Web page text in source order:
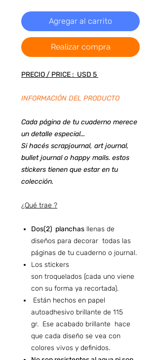
Agregar al carrito
Realizar compra
PRECIO / PRICE : USD 5
INFORMACIÓN DEL PRODUCTO
Cada página de tu cuaderno merece
un detalle especial...
Si hacés scrapjournal, art journal,
bullet journal o happy mails. estos
stickers tienen que estar en tu
colección.
¿Qué trae ?
Dos(2) planchas llenas de
diseños para decorar todas las
páginas de tu cuaderno o journal.
Los stickers
son troquelados (cada uno viene
con su forma ya recortada).
Están hechos en papel
autoadhesivo brillante de 115
gr. Ese acabado brillante hace
que cada diseño se vea con
colores vivos y definidos.